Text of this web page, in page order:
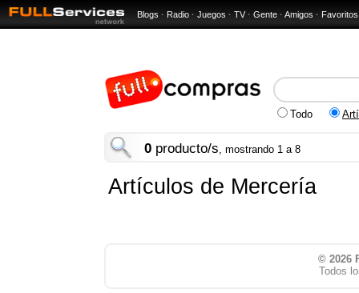
Blogs · Radio · Juegos · TV · Gente · Amigos · Favoritos
Todo
0 producto/s, mostrando 1 a 8
Artículos de Mercería
© 2026
Todos